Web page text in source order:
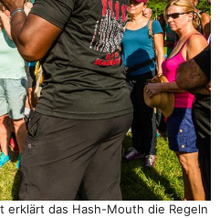
erklärt das Hash-Mouth die Regeln